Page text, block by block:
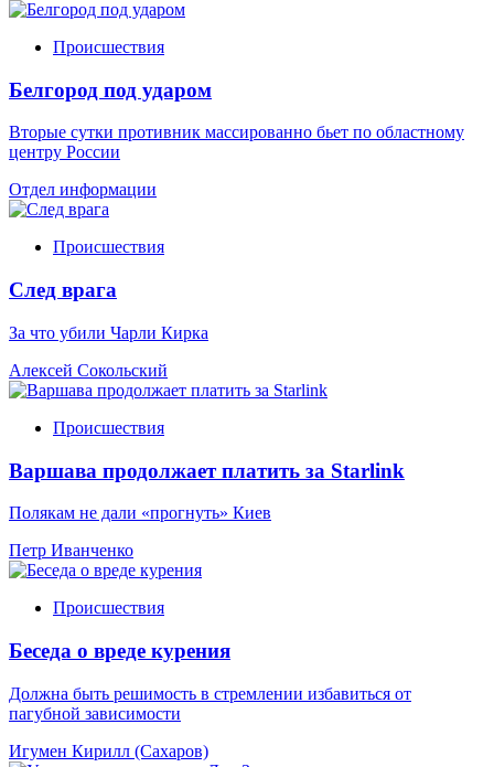
Происшествия
Белгород под ударом
Вторые сутки противник массированно бьет по областному
центру России
Отдел информации
Происшествия
След врага
За что убили Чарли Кирка
Алексей Сокольский
Происшествия
Варшава продолжает платить за Starlink
Полякам не дали «прогнуть» Киев
Петр Иванченко
Происшествия
Беседа о вреде курения
Должна быть решимость в стремлении избавиться от
пагубной зависимости
Игумен Кирилл (Сахаров)